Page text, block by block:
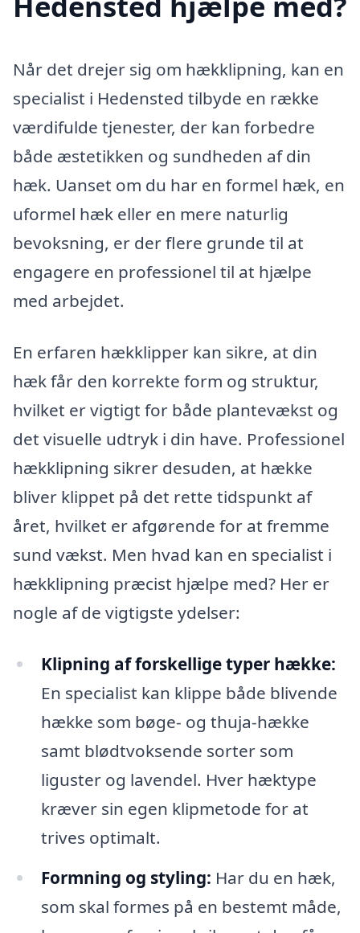
Når det drejer sig om hækklipning, kan en
specialist i Hedensted tilbyde en række
værdifulde tjenester, der kan forbedre
både æstetikken og sundheden af din
hæk. Uanset om du har en formel hæk, en
uformel hæk eller en mere naturlig
bevoksning, er der flere grunde til at
engagere en professionel til at hjælpe
med arbejdet.
En erfaren hækklipper kan sikre, at din
hæk får den korrekte form og struktur,
hvilket er vigtigt for både plantevækst og
det visuelle udtryk i din have. Professionel
hækklipning sikrer desuden, at hække
bliver klippet på det rette tidspunkt af
året, hvilket er afgørende for at fremme
sund vækst. Men hvad kan en specialist i
hækklipning præcist hjælpe med? Her er
nogle af de vigtigste ydelser:
Klipning af forskellige typer hække:
En specialist kan klippe både blivende
hække som bøge- og thuja-hække
samt blødtvoksende sorter som
liguster og lavendel. Hver hæktype
kræver sin egen klipmetode for at
trives optimalt.
Formning og styling: Har du en hæk,
som skal formes på en bestemt måde,